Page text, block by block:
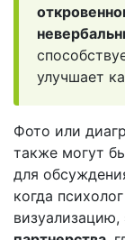
улучшает
Фото или
также могут
для
когда